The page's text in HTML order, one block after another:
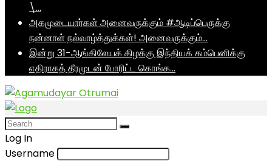
\…
அகமுடையார்கள் அனைவருக்கும் #ஆடிப்பெருக்கு
நன்னாள் நல்வாழ்த்துக்கள்! அனைவருக்கும்…
இன்று 31-ஆங்கிலேயக் கிழக்கு இந்தியக் கம்பெனிக்கு
எதிராகத் தீரமுடன் போரிட்ட கொங்க…
Log In
Username